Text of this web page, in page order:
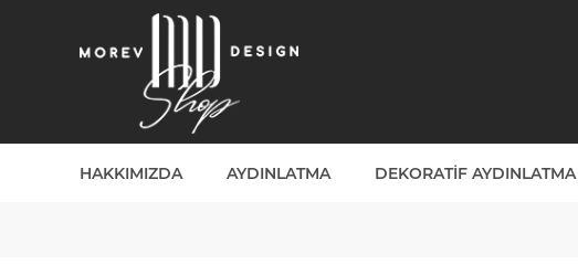
HAKKIMIZDA AYDINLATMA DEKORATIF AYDINLATMA